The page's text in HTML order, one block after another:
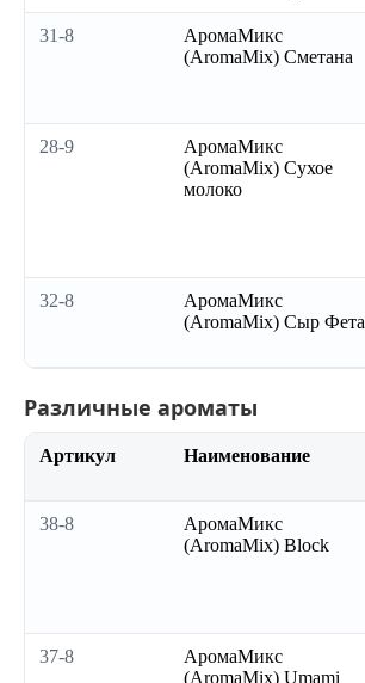
31-8
АромаМикс
(AromaMix) Сметана
28-9
АромаМикс
(AromaMix) Сухое
молоко
32-8
АромаМикс
(AromaMix) Сыр Фета
Различные ароматы
Артикул Наименование
38-8
АромаМикс
(AromaMix) Block
37-8
АромаМикс
(AromaMix) Umami